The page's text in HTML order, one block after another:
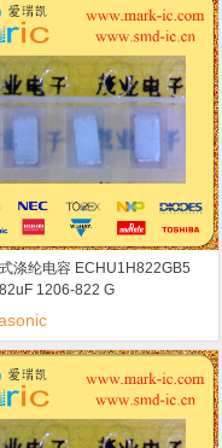
涤纶电容 ECHU1H822GB5
1206-822 G